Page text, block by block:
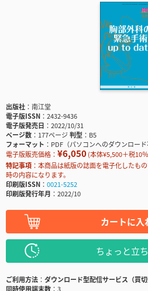
出版社
南江堂
電子版ISSN
2432-9436
電子版発売日
2022/10/31
ページ数
177ページ判型
B5
フォーマット
PDF（パソコンへのダウンロード
電子版販売価格： ¥6,050(本体¥5,500＋税10
特記事項
本商品は紙版の誌面を電子化したも
時の内容になります。
印刷版ISSN
0021-5252
印刷版発行年月
2022/10
カートに入
ちょっと立
ご利用方法
ダウンロード型配信サービス（買切
同時使用端末数
3